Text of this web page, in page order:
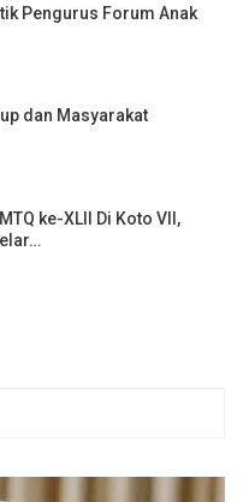
Pengurus Forum Anak
dan Masyarakat
ke-XLII Di Koto VII,